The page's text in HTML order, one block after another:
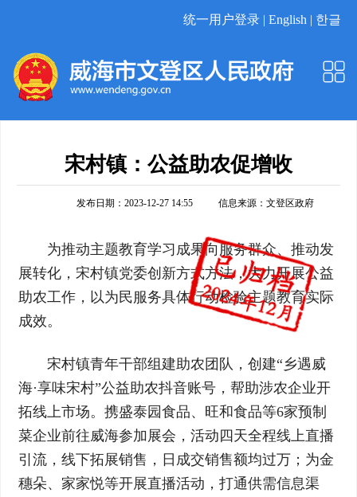
统一用户登录 | English | 한글
宋村镇：公益助农促增收
发布日期：2023-12-27 14:55 信息来源： 文登区政府
为推动主题教育学习成果向服务群众、推动发
展转化，宋村镇党委创新方式方法，大力开展公益
助农工作，以为民服务具体行动检验主题教育实际
成效。
宋村镇青年干部组建助农团队，创建“乡遇威
海·享味宋村”公益助农抖音账号，帮助涉农企业开
拓线上市场。携盛泰园食品、旺和食品等6家预制
菜企业前往威海参加展会，活动四天全程线上直播
引流，线下拓展销售，日成交销售额均过万；为金
穗朵、家家悦等开展直播活动，打通供需信息渠